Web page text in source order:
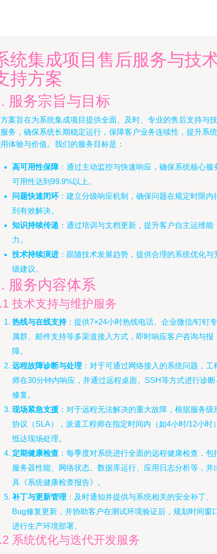
统集成项目售后服务与技
持方案
服务宗旨与目标
案旨在为系统集成项目提供全面、及时、专业的售后支持与技
务，确保系统长期稳定运行，保障客户业务连续性，提升系统
体验与价值。我们的服务目标是：
高可用性保障：通过主动监控与快速响应，确保系统核心服
可用性达到99.9%以上。
问题快速闭环 ：建立分级响应机制，确保问题在规定时限内
到有效解决。
知识持续传递 ：通过培训与文档更新，提升客户自主运维能
力。
技术持续演进 ：跟随技术发展趋势，提供合理的系统优化与
级建议。
服务内容体系
技术支持与维护服务
热线与在线支持：提供7×24小时热线电话、企业微信/钉钉专
属群、邮件支持等多渠道接入方式，即时响应客户咨询与报
障。
远程故障诊断与处理 ：对于可通过网络接入的系统问题，工
师在30分钟内响应，并通过远程桌面、SSH等方式进行诊断
修复。
现场紧急支援 ：对于远程无法解决的重大故障，根据服务级
协议（SLA），派遣工程师在指定时间内（如4小时/12小时
抵达现场处理。
定期健康检查 ：每季度对系统进行全面的远程健康检查，包
服务器性能、网络状态、数据库运行、应用日志分析等，并
具《系统健康检查报告》。
补丁与更新管理 ：及时通知并提供与系统相关的安全补丁、
Bug修复更新，并协助客户在测试环境验证后，规划时间窗
进行生产环境部署。
系统优化与迭代开发服务